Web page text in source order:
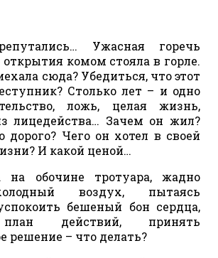
Ужасная горечь
открытия комом стояла в горле.
сюда? Убедиться, что этот
Столько лет – и одно
ложь, целая жизнь,
лицедейства… Зачем он жил?
Чего он хотел в своей
И какой ценой…
на обочине тротуара, жадно
воздух, пытаясь
бешеный бон сердца,
действий, принять
решение – что делать?